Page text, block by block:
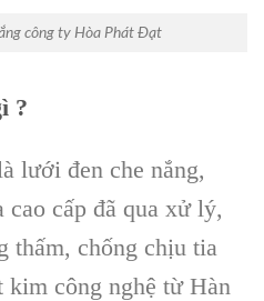
công ty Hòa Phát Đạt
?
lưới đen che nắng,
cấp đã qua xử lý,
thấm, chống chịu tia
công nghệ từ Hàn